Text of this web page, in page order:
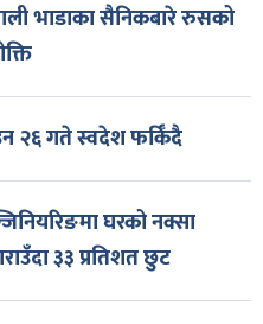
भाडाका सैनिकबारे रुसको
२६ गते स्वदेश फर्किँदै
घरको नक्सा
३३ प्रतिशत छुट